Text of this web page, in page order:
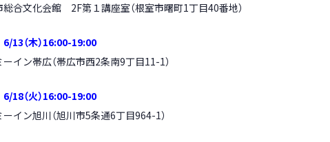
総合文化会館 2F第１講座室（根室市曙町1丁目40番地）
13（木）16:00-19:00
ーイン帯広（帯広市西2条南9丁目11-1）
18（火）16:00-19:00
ーイン旭川 （旭川市5条通6丁目964-1）